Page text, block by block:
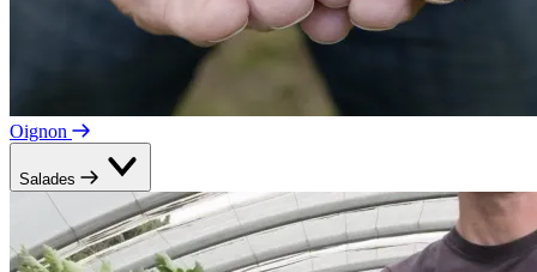
Oignon
Salades